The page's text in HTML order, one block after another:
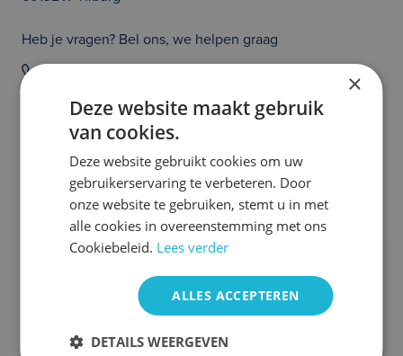
Heb je vragen? Bel ons, we helpen graag
Prijs en/of zetfouten voorbehouden. Controleer zelf of de uitvoering van
de auto klopt en of alle opties die jouw beslissing tot het aangaan van een
auto abonnement kunnen beïnvloeden aanwezig zijn. Heb je hier vragen
over, neem dan even contact met ons op. We helpen je graag!
Meer Seat occasions
×
Deze website maakt gebruik
van cookies.
Deze website gebruikt cookies om uw
gebruikerservaring te verbeteren. Door
onze website te gebruiken, stemt u in met
alle cookies in overeenstemming met ons
Cookiebeleid. Lees verder
ALLES ACCEPTEREN
DETAILS WEERGEVEN